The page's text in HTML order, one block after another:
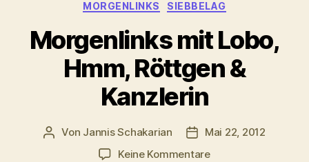
Kategorien
MORGENLINKS SIEBBELAG
Morgenlinks mit Lobo,
Hmm, Röttgen &
Kanzlerin
Beitragsautor
Von Jannis Schakarian
Mai 22, 2012
Keine Kommentarezu